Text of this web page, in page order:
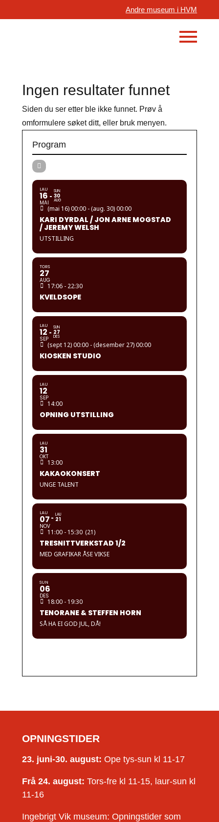
Andre museum i HVM
Ingen resultater funnet
Siden du ser etter ble ikke funnet. Prøv å
omformulere søket ditt, eller bruk menyen.
Program
LAU
16
MAI
SUN
30
AUG
(mai 16) 00:00 - (aug. 30) 00:00
KARI DYRDAL / JON ARNE MOGSTAD
/ JEREMY WELSH
UTSTILLING
TORS
27
AUG
17:06 - 22:30
KVELDSOPE
LAU
12
SEP
SUN
27
DES
(sept 12) 00:00 - (desember 27) 00:00
KIOSKEN STUDIO
LAU
12
SEP
14:00
OPNING UTSTILLING
LAU
31
OKT
13:00
KAKAOKONSERT
UNGE TALENT
LAU
07
NOV
LAU
21
11:00 - 15:30 (21)
TRESNITTVERKSTAD 1/2
MED GRAFIKAR ÅSE VIKSE
SUN
06
DES
18:00 - 19:30
TENORANE & STEFFEN HORN
SÅ HA EI GOD JUL, DÅ!
OPNINGSTIDER
23. juni-30. august: Ope tys-sun kl 11-17
Frå 24. august: Tors-fre kl 11-15, laur-sun kl
11-16
Ingebrigt Vik museum: Opningstider som